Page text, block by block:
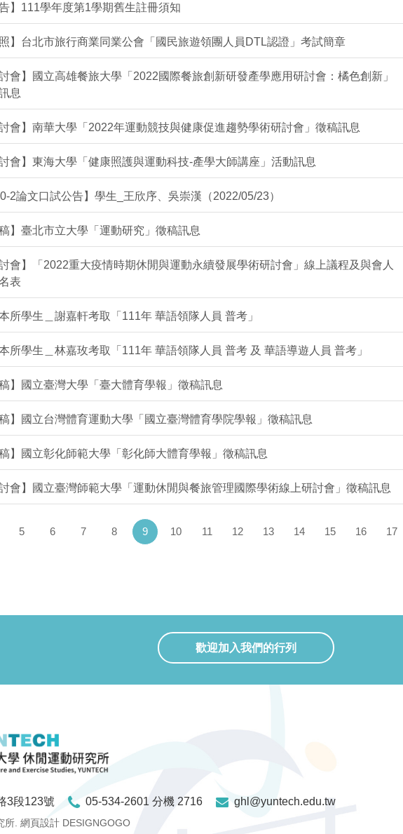
告】111學年度第1學期舊生註冊須知
照】台北市旅行商業同業公會「國民旅遊領團人員DTL認證」考試簡章
討會】國立高雄餐旅大學「2022國際餐旅創新研發產學應用研討會：橘色創新」
息
討會】南華大學「2022年運動競技與健康促進趨勢學術研討會」徵稿訊息
討會】東海大學「健康照護與運動科技-產學大師講座」活動訊息
2論文口試公告】學生_王欣序、吳崇漢（2022/05/23）
稿】臺北市立大學「運動研究」徵稿訊息
討會】「2022重大疫情時期休閒與運動永續發展學術研討會」線上議程及與會人
表
所學生＿謝嘉軒考取「111年 華語領隊人員 普考」
所學生＿林嘉玫考取「111年 華語領隊人員 普考 及 華語導遊人員 普考」
稿】國立臺灣大學「臺大體育學報」徵稿訊息
稿】國立台灣體育運動大學「國立臺灣體育學院學報」徵稿訊息
稿】國立彰化師範大學「彰化師大體育學報」徵稿訊息
討會】國立臺灣師範大學「運動休閒與餐旅管理國際學術線上研討會」徵稿訊息
5 6 7 8 9(current)
10 11 12 13 14 15 16 17
歡迎加入我們的行列
3段123號 05-534-2601 分機 2716 ghl@yuntech.edu.tw
所. 網頁設計 DESIGNGOGO